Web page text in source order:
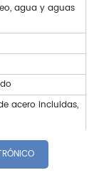
agua y aguas
acero incluidas,